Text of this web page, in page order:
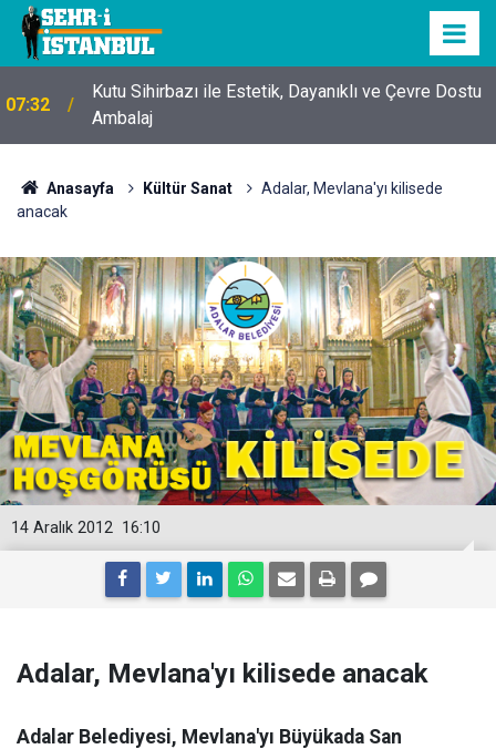
07:32
Kutu Sihirbazı ile Estetik, Dayanıklı ve Çevre Dostu
Ambalaj
Anasayfa Kültür Sanat
Adalar, Mevlana'yı kilisede
anacak
16:10
14 Aralık 2012
Adalar, Mevlana'yı kilisede anacak
Adalar Belediyesi, Mevlana'yı Büyükada San